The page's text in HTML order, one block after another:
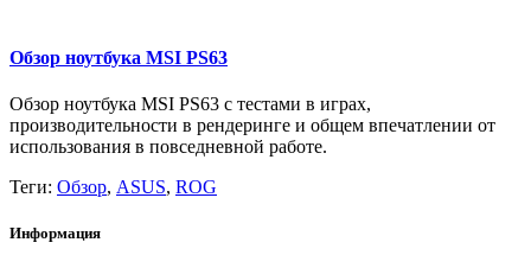
Обзор ноутбука MSI PS63
Обзор ноутбука MSI PS63 с тестами в играх,
производительности в рендеринге и общем впечатлении от
использования в повседневной работе.
Теги: Обзор, ASUS, ROG
Информация